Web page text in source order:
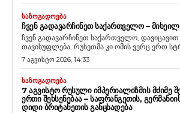
ᲡᲐᲖᲝᲒᲐᲓᲝᲔᲑᲐ
ᲩᲕᲔᲜ ᲒᲐᲓᲐᲕᲐᲠᲩᲘᲜᲔᲗ ᲡᲐᲥᲐᲠᲗᲕᲔᲚᲝ –
ჩვენ გადავარჩინეთ საქართველო,
თავისუფლება, რუსეთმა კი ომის ვერც ერთ
7 აგვისტო 2026, 14:33
ᲡᲐᲖᲝᲒᲐᲓᲝᲔᲑᲐ
7 ᲐᲒᲕᲘᲡᲢᲝ ᲠᲣᲡᲣᲚᲘ ᲘᲛᲞᲔᲠᲘᲐᲚᲘᲖᲛᲘᲡ ᲛᲫᲘᲛᲔ
ᲔᲠᲗᲘ ᲨᲔᲮᲡᲔᲜᲔᲑᲐᲐ – ᲡᲐᲤᲠᲐᲜᲒᲔᲗᲘᲡ,
ᲓᲘᲓᲘ ᲑᲠᲘᲢᲐᲜᲔᲗᲘᲡ ᲒᲐᲜᲪᲮᲐᲓᲔᲑᲐ